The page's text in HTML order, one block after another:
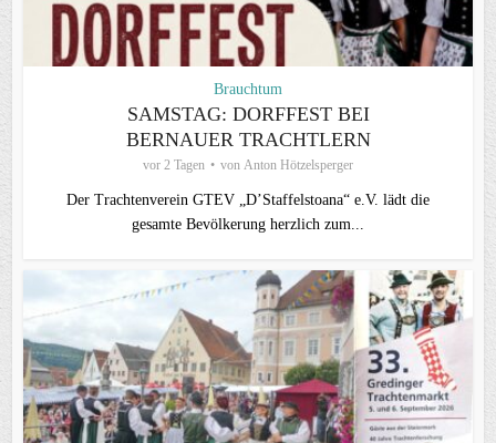
Brauchtum
SAMSTAG: DORFFEST BEI
BERNAUER TRACHTLERN
vor 2 Tagen von Anton Hötzelsperger
Der Trachtenverein GTEV „D’Staffelstoana“ e.V. lädt die
gesamte Bevölkerung herzlich zum...